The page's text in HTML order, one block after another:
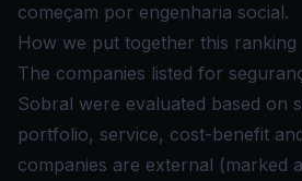
começam por engenharia social.
How we put together this ranking
The companies listed for
Sobral were evaluated based on
portfolio, service, cost-benefit
companies are external (marked